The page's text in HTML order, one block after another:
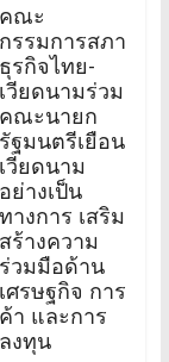
คณะ
กรรมการสภา
ธุรกิจไทย-
เวียดนามร่วม
คณะนายก
รัฐมนตรีเยือน
เวียดนาม
อย่างเป็น
ทางการ เสริม
สร้างความ
ร่วมมือด้าน
เศรษฐกิจ การ
ค้า และการ
ลงทุน